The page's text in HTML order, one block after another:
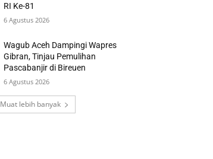
RI Ke-81
6 Agustus 2026
Wagub Aceh Dampingi Wapres
Gibran, Tinjau Pemulihan
Pascabanjir di Bireuen
6 Agustus 2026
Muat lebih banyak